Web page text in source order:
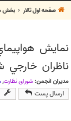
صفحه اول تالار
بخش
نمايش
ناظران خارجي
مدیران انجمن: شوراي نظارت,
ارسال پست